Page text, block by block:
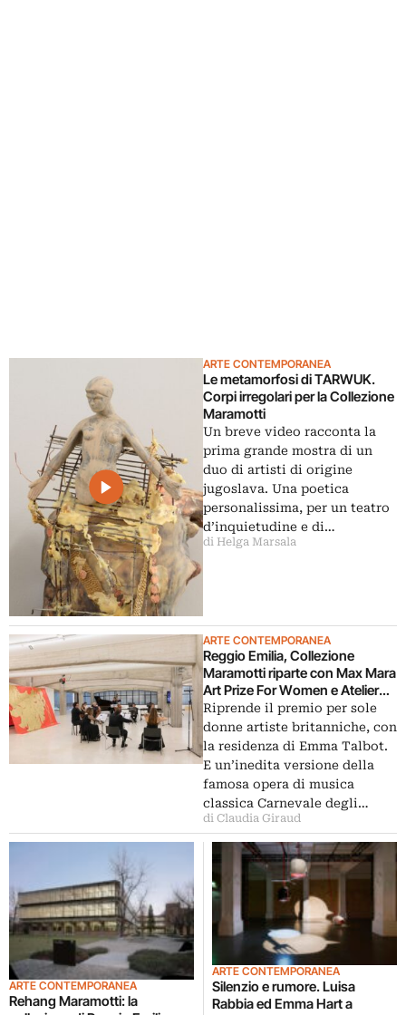
ARTE CONTEMPORANEA
Le metamorfosi di TARWUK.
Corpi irregolari per la Collezione
Maramotti
Un breve video racconta la
prima grande mostra di un
duo di artisti di origine
jugoslava. Una poetica
personalissima, per un teatro
d’inquietudine e di…
di Helga Marsala
ARTE CONTEMPORANEA
Reggio Emilia, Collezione
Maramotti riparte con Max Mara
Art Prize For Women e Atelier
dell’Errore
Riprende il premio per sole
donne artiste britanniche, con
la residenza di Emma Talbot.
E un’inedita versione della
famosa opera di musica
classica Carnevale degli…
di Claudia Giraud
ARTE CONTEMPORANEA
Rehang Maramotti: la
ARTE CONTEMPORANEA
Silenzio e rumore. Luisa
Rabbia ed Emma Hart a